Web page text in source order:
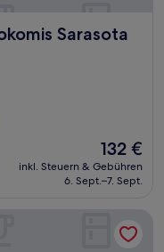
Sarasota
Casey Key
Der
Preis
beträgt
132 €
inkl. Steuern & Gebühren
6. Sept.–7. Sept.
Venice